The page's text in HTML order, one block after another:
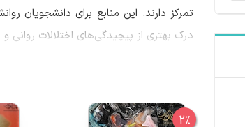
تمرکز دارند. این منابع برای دانشجویان
درک بهتری از پیچیدگی‌های اختلالات روانی
2%